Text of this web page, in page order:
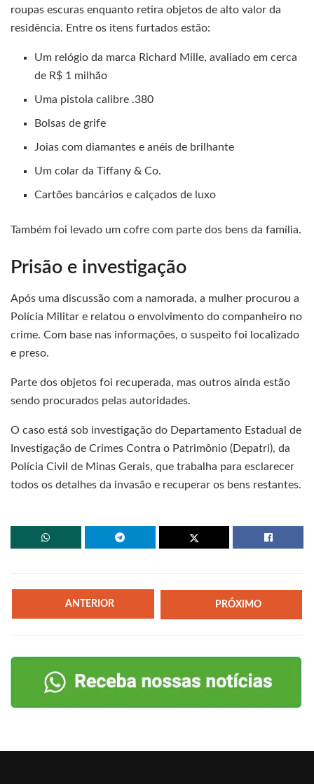
roupas escuras enquanto retira objetos de alto valor da
residência. Entre os itens furtados estão:
Um relógio da marca Richard Mille, avaliado em cerca
de R$ 1 milhão
Uma pistola calibre .380
Bolsas de grife
Joias com diamantes e anéis de brilhante
Um colar da Tiffany & Co.
Cartões bancários e calçados de luxo
Também foi levado um cofre com parte dos bens da família.
Prisão e investigação
Após uma discussão com a namorada, a mulher procurou a
Polícia Militar e relatou o envolvimento do companheiro no
crime. Com base nas informações, o suspeito foi localizado
e preso.
Parte dos objetos foi recuperada, mas outros ainda estão
sendo procurados pelas autoridades.
O caso está sob investigação do Departamento Estadual de
Investigação de Crimes Contra o Patrimônio (Depatri), da
Polícia Civil de Minas Gerais, que trabalha para esclarecer
todos os detalhes da invasão e recuperar os bens restantes.
ANTERIOR PRÓXIMO